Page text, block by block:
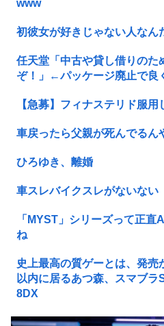
www
初彼女が好きじゃない人なん
任天堂「中古や貸し借りのた
ぞ！」←パッケージ廃止で良
【急募】フィナステリド服
車戻ったら父親が死んでるん
ひろゆき、離婚
車スレバイクスレがないない
「MYST」シリーズって正直
ね
史上最高の質ゲーとは、発売
以内に居るあつ森、スマブラ
8DX